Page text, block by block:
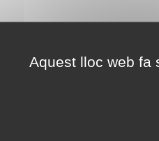
Aquest lloc web fa